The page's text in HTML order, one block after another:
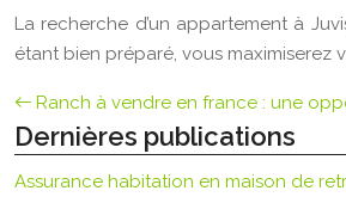
La recherche d’un appartement à
étant bien préparé, vous maximiserez
Ranch à vendre en france : une
Dernières publications
Assurance habitation en maison de